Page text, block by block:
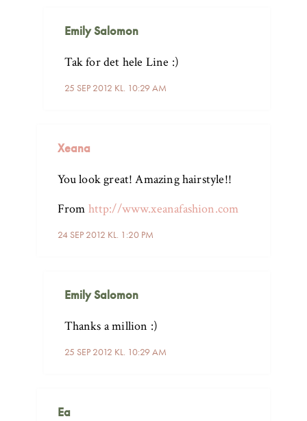
Emily Salomon
25 SEP 2012 KL. 10:29 AM
Tak for det hele Line :)
Xeana
24 SEP 2012 KL. 1:20 PM
You look great! Amazing hairstyle!!
From http://www.xeanafashion.com
Emily Salomon
25 SEP 2012 KL. 10:29 AM
Thanks a million :)
Ea